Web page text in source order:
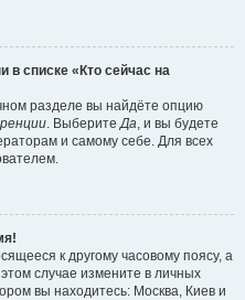
в списке «Кто сейчас на
разделе вы найдёте опцию
. ВыберитеДа, и вы будете
и самому себе. Для всех
к другому часовому поясу, а
случае измените в личных
вы находитесь: Москва, Киев и